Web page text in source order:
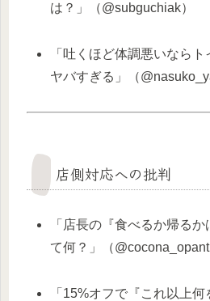
は？」（@subguchiak）
「吐くほど体調悪いなら
ヤバすぎる」（
店側対応への批判
「店長の『食べるか帰る
て何？」（@cocona_opanti
「15%オフで『これ以上